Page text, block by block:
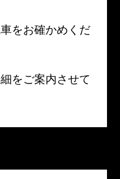
をお確かめくだ
をご案内させて